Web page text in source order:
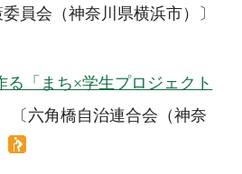
員会（神奈川県横浜市）〕
「まち×学生プロジェクト
〔六角橋自治連合会（神奈